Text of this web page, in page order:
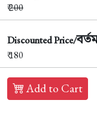
₹200
Discounted Price/
₹ 180
Add to Cart